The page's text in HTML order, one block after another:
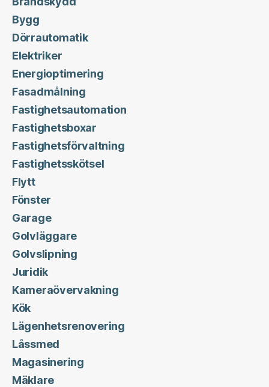
Bygg
Dörrautomatik
Elektriker
Energioptimering
Fasadmålning
Fastighetsautomation
Fastighetsboxar
Fastighetsförvaltning
Fastighetsskötsel
Flytt
Fönster
Garage
Golvläggare
Golvslipning
Juridik
Kameraövervakning
Kök
Lägenhetsrenovering
Låssmed
Magasinering
Mäklare